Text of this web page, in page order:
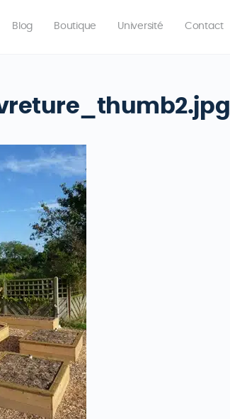
Blog Boutique Université Contact